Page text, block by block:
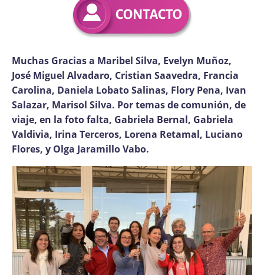
Muchas Gracias a Maribel Silva, Evelyn Muñoz,
José Miguel Alvadaro, Cristian Saavedra, Francia
Carolina, Daniela Lobato Salinas, Flory Pena, Ivan
Salazar, Marisol Silva. Por temas de comunión, de
viaje, en la foto falta, Gabriela Bernal, Gabriela
Valdivia, Irina Terceros, Lorena Retamal, Luciano
Flores, y Olga Jaramillo Vabo.